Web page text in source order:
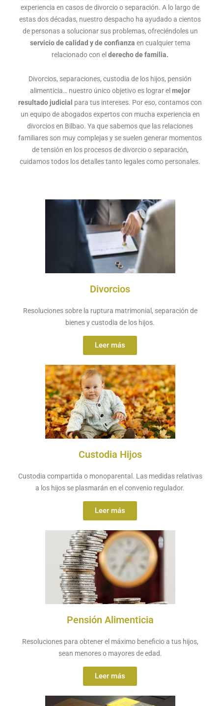
experiencia en casos de divorcio o separación. A lo largo de
estas dos décadas, nuestro despacho ha ayudado a cientos
de personas a solucionar sus problemas, ofreciéndoles un
servicio de calidad y de confianza en cualquier tema
relacionado con el derecho de familia.
Divorcios, separaciones, custodia de los hijos, pensión
alimenticia… nuestro único objetivo es lograr el mejor
resultado judicial para tus intereses. Por eso, contamos con
un equipo de abogados expertos con mucha experiencia en
divorcios en Bilbao. Ya que sabemos que las relaciones
familiares son muy complejas y se suelen generar momentos
de tensión en los procesos de divorcio o separación,
cuidamos todos los detalles tanto legales como personales.
Divorcios
Resoluciones sobre la ruptura matrimonial, separación de
bienes y custodia de los hijos.
Leer más
Custodia Hijos
Custodia compartida o monoparental. Las medidas relativas
a los hijos se plasmarán en el convenio regulador.
Leer más
Pensión Alimenticia
Resoluciones para obtener el máximo beneficio a tus hijos,
sean menores o mayores de edad.
Leer más